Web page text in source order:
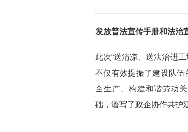
发放普法宣传手册和法治
此次“送清凉、送法治进
不仅有效提振了建设队
全生产、构建和谐劳动
础，谱写了政企协作共护